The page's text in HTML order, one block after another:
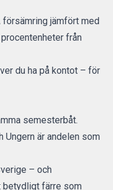
jämfört med
från
du ha på kontot – för
semesterbåt.
Ungern är andelen som
– och
betydligt färre som